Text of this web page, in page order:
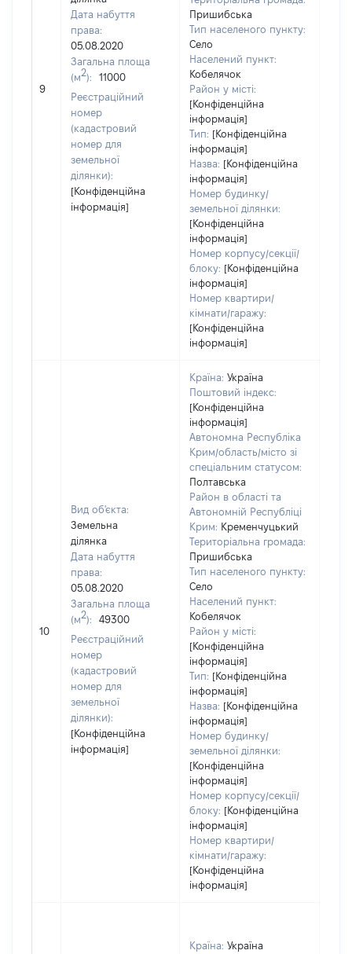
9
Дата набуття
права:
05.08.2020
Загальна площа
(м2):
11000
Реєстраційний
номер
(кадастровий
номер для
земельної
ділянки):
[Конфіденційна
інформація]
Пришибська
Тип населеного пункту:
Село
Населений пункт:
Кобелячок
Район у місті:
[Конфіденційна
інформація]
Тип: [Конфіденційна
інформація]
Назва: [Конфіденційна
інформація]
Номер будинку/
земельної ділянки:
[Конфіденційна
інформація]
Номер корпусу/секції/
блоку: [Конфіденційна
інформація]
Номер квартири/
кімнати/гаражу:
[Конфіденційна
інформація]
10
Вид об'єкта:
Земельна
ділянка
Дата набуття
права:
05.08.2020
Загальна площа
(м2):
49300
Реєстраційний
номер
(кадастровий
номер для
земельної
ділянки):
[Конфіденційна
інформація]
Країна: Україна
Поштовий індекс:
[Конфіденційна
інформація]
Автономна Республіка
Крим/область/місто зі
спеціальним статусом:
Полтавська
Район в області та
Автономній Республіці
Крим: Кременчуцький
Територіальна громада:
Пришибська
Тип населеного пункту:
Село
Населений пункт:
Кобелячок
Район у місті:
[Конфіденційна
інформація]
Тип: [Конфіденційна
інформація]
Назва: [Конфіденційна
інформація]
Номер будинку/
земельної ділянки:
[Конфіденційна
інформація]
Номер корпусу/секції/
блоку: [Конфіденційна
інформація]
Номер квартири/
кімнати/гаражу:
[Конфіденційна
інформація]
Країна: Україна